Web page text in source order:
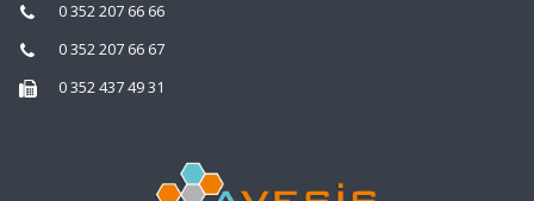
0 352 207 66 66
0 352 207 66 67
0 352 437 49 31